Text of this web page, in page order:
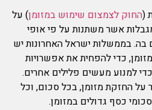
(החוק לצמצום שימוש במזומן) על
אשר משתנות על פי אופי
בממשלות ישראל האחרונות יש
כדי להפחית את אפשרויות
למנוע מעשים פלילים אחרים.
על החזקת מזומן, בכל סכום, וכל
כסף גדולים במזומן.